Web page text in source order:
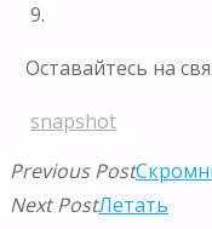
9.
Оставайтесь на
snapshot
Previous Post
Next PostЛетать